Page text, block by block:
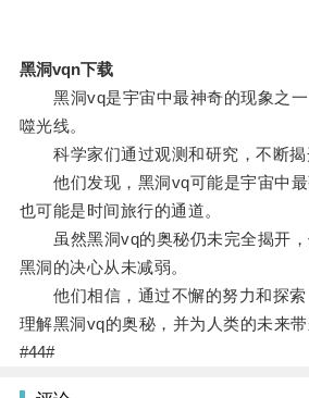
黑洞vqn下载
黑洞vq是宇宙中最神奇的现象之一
噬光线。
科学家们通过观测和研究，不断揭
他们发现，黑洞vq可能是宇宙中最
也可能是时间旅行的通道。
虽然黑洞vq的奥秘仍未完全揭开，
黑洞的决心从未减弱。
他们相信，通过不懈的努力和探索
理解黑洞vq的奥秘，并为人类的未来带
#44#